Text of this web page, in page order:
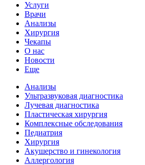
Услуги
Врачи
Анализы
Хирургия
Чекапы
О нас
Новости
Еще
Анализы
Ультразвуковая диагностика
Лучевая диагностика
Пластическая хирургия
Комплексные обследования
Педиатрия
Хирургия
Акушерство и гинекология
Аллергология